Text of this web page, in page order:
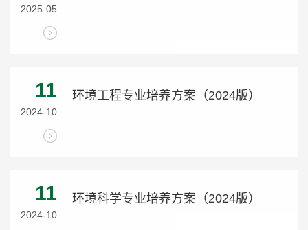
2025-05
11
2024-10
环境工程专业培养方案（2024版）
11
2024-10
环境科学专业培养方案（2024版）